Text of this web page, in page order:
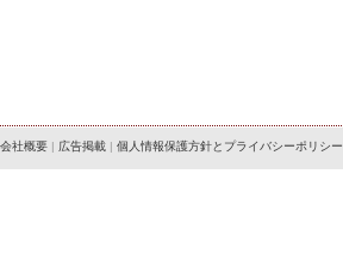
会社概要 | 広告掲載 | 個人情報保護方針とプライバシーポリシー